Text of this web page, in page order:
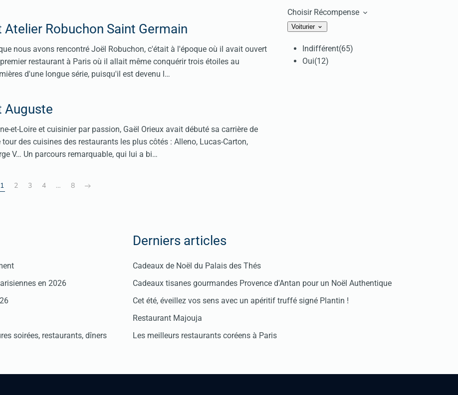
Atelier Robuchon Saint Germain
nous avons rencontré Joël Robuchon, c'était à l'époque où il avait ouvert
restaurant à Paris où il allait même conquérir trois étoiles au
d'une longue série, puisqu'il est devenu l…
Auguste
et-Loire et cuisinier par passion, Gaël Orieux avait débuté sa carrière de
des cuisines des restaurants les plus côtés : Alleno, Lucas-Carton,
V… Un parcours remarquable, qui lui a bi…
1 2 3 4 … 8
Choisir Récompense
Voiturier
Indifférent(65)
Oui(12)
en 2026
soirées, restaurants, dîners
Derniers articles
Cadeaux de Noël du Palais des Thés
Cadeaux tisanes gourmandes Provence d'Antan pour un Noël Authentique
Cet été, éveillez vos sens avec un apéritif truffé signé Plantin !
Restaurant Majouja
Les meilleurs restaurants coréens à Paris